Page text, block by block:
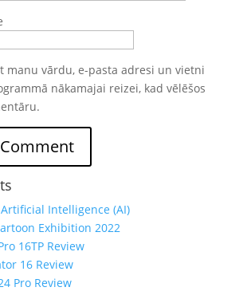
manu vārdu, e-pasta adresi un vietni
nākamajai reizei, kad vēlēšos
Intelligence (AI)
Exhibition 2022
16TP Review
16 Review
Pro Review